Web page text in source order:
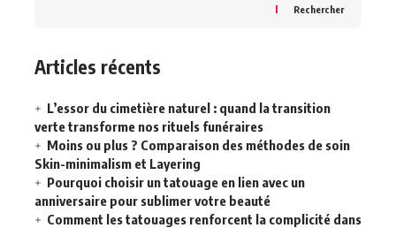
Rechercher
Articles récents
L’essor du cimetière naturel : quand la transition
verte transforme nos rituels funéraires
Moins ou plus ? Comparaison des méthodes de soin
Skin-minimalism et Layering
Pourquoi choisir un tatouage en lien avec un
anniversaire pour sublimer votre beauté
Comment les tatouages renforcent la complicité dans